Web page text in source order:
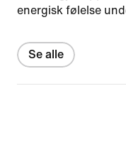
energisk følelse
Se alle